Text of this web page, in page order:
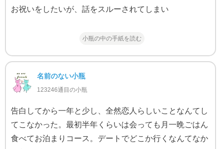
お祝いをしたいが、話をスルーされてしまい
小瓶の中の手紙を読む
名前のない小瓶
123246通目の小瓶
告白してから一年と少し、全然恋人らしいことなんてし
てこなかった。最初半年くらいは会っても月一晩ごはん
食べてお泊まりコース。デートでどこか行くなんてなか